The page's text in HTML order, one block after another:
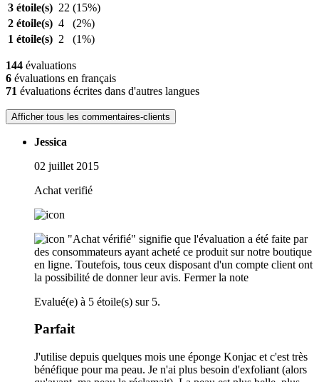
3 étoile(s) 22 (15%)
2 étoile(s) 4
(2%)
1 étoile(s) 2 (1%)
144 évaluations
6 évaluations en français
71 évaluations écrites dans d'autres langues
Afficher tous les commentaires-clients
Jessica
02 juillet 2015
Achat verifié
"Achat vérifié" signifie que l'évaluation a été faite par
des consommateurs ayant acheté ce produit sur notre boutique
en ligne. Toutefois, tous ceux disposant d'un compte client ont
la possibilité de donner leur avis. Fermer la note
Evalué(e) à 5 étoile(s) sur 5.
Parfait
J'utilise depuis quelques mois une éponge Konjac et c'est très
bénéfique pour ma peau. Je n'ai plus besoin d'exfoliant (alors